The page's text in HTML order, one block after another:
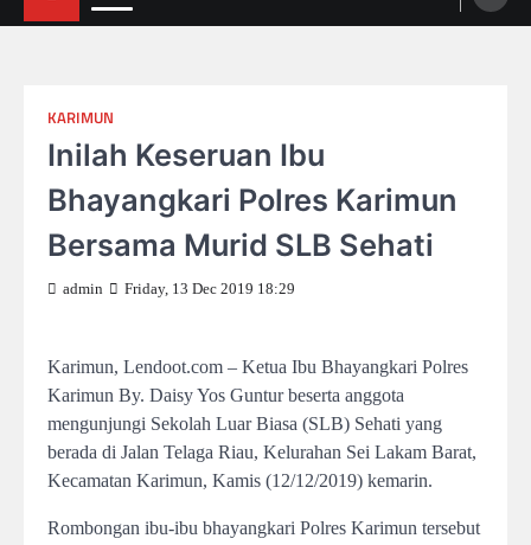
KARIMUN
Inilah Keseruan Ibu
Bhayangkari Polres Karimun
Bersama Murid SLB Sehati
admin Friday, 13 Dec 2019 18:29
Karimun, Lendoot.com – Ketua Ibu Bhayangkari Polres
Karimun By. Daisy Yos Guntur beserta anggota
mengunjungi Sekolah Luar Biasa (SLB) Sehati yang
berada di Jalan Telaga Riau, Kelurahan Sei Lakam Barat,
Kecamatan Karimun, Kamis (12/12/2019) kemarin.
Rombongan ibu-ibu bhayangkari Polres Karimun tersebut